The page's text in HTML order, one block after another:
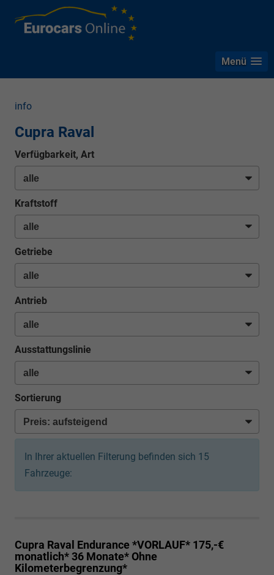
Menü
info
Cupra Raval
Verfügbarkeit, Art
Kraftstoff
Getriebe
Antrieb
Ausstattungslinie
Sortierung
In Ihrer aktuellen Filterung befinden sich 15
Fahrzeuge:
Cupra Raval Endurance *VORLAUF* 175,-€
monatlich* 36 Monate* Ohne
Kilometerbegrenzung*